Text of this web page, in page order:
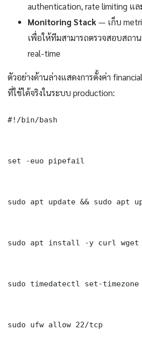
authentication, rate limiting แ
Monitoring Stack — เก็บ
เพื่อให้ทีมสามารถตรวจสอบสถา
real-time
ตัวอย่างด้านล่างแสดงการตั้งค่า
ที่ใช้ได้จริงในระบบ production:
#!/bin/bash
set -euo pipefail
sudo apt update && sudo apt
sudo apt install -y curl wget
sudo timedatectl set-timezone
sudo ufw allow 22/tcp